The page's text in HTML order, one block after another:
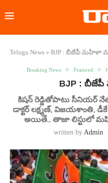
Telugu News » BJP : బీజేపీ మహిళా
Breaking News Featured
BJP :
కిషన్ రెడ్డితోపాటు సీనియర్
డాక్టర్ లక్ష్మణ్, విజయశాంతి,
అయితే.. తాజా లిస్టులో
written by Admin